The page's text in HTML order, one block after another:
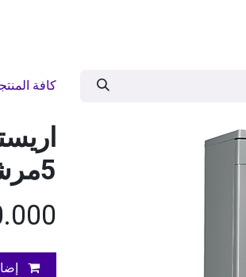
كافة
5مرشات 15 طقم أ++ سلفر -جديد